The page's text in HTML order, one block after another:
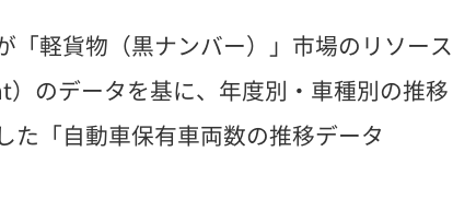
「軽貨物（黒ナンバー）」市場のリソース
のデータを基に、年度別・車種別の推移
た「自動車保有車両数の推移データ